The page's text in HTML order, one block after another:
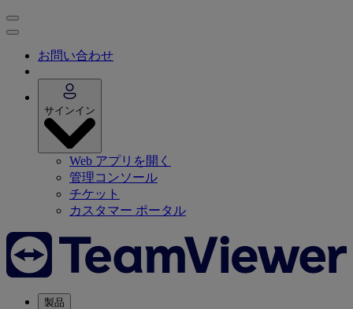
お問い合わせ
サインイン
Web アプリを開く
管理コンソール
チケット
カスタマー ポータル
製品